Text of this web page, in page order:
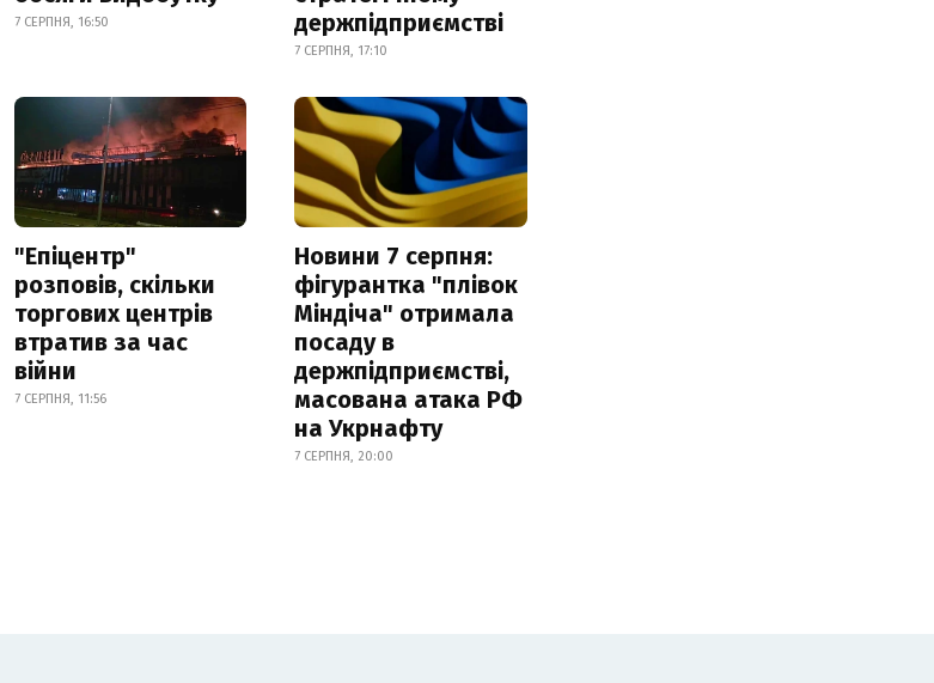
7 СЕРПНЯ, 16:50
держпідприємстві
7 СЕРПНЯ, 17:10
"Епіцентр"
розповів, скільки
торгових центрів
втратив за час
війни
7 СЕРПНЯ, 11:56
Новини 7 серпня:
фігурантка "плівок
Міндіча" отримала
посаду в
держпідприємстві,
масована атака РФ
на Укрнафту
7 СЕРПНЯ, 20:00